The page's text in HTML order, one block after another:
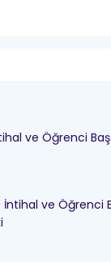
ve Öğrenci
İntihal ve Öğrenci